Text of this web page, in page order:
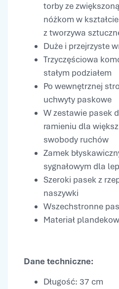
torby ze
nóżkom w
z tworzywa
Duże i przejrzyste
Trzyczęściowa
stałym podziałem
Po wewnętrznej
uchwyty paskowe
W zestawie pasek
ramieniu dla
swobody ruchów
Zamek
sygnałowym dla
Szeroki pasek z
naszywki
Wszechstronne
Materiał
Dane techniczne:
Długość: 37 cm